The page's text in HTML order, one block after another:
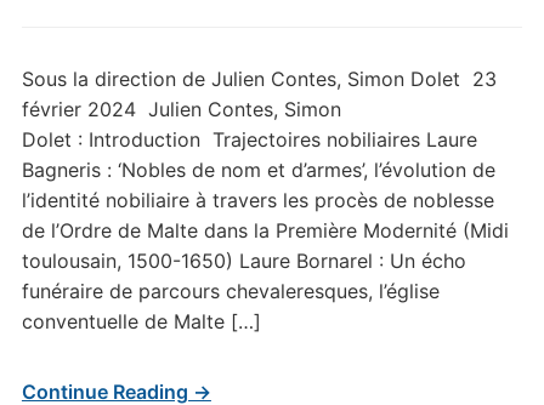
Sous la direction de Julien Contes, Simon Dolet 23
février 2024 Julien Contes, Simon
Dolet : Introduction Trajectoires nobiliaires Laure
Bagneris : ‘Nobles de nom et d’armes’, l’évolution de
l’identité nobiliaire à travers les procès de noblesse
de l’Ordre de Malte dans la Première Modernité (Midi
toulousain, 1500-1650) Laure Bornarel : Un écho
funéraire de parcours chevaleresques, l’église
conventuelle de Malte […]
Continue Reading →